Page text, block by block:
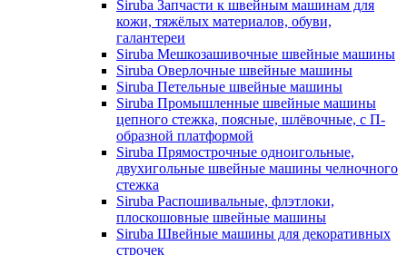
Siruba Запчасти к швейным машинам для
кожи, тяжёлых материалов, обуви,
галантереи
Siruba Мешкозашивочные швейные машины
Siruba Оверлочные швейные машины
Siruba Петельные швейные машины
Siruba Промышленные швейные машины
цепного стежка, поясные, шлёвочные, с П-
образной платформой
Siruba Прямострочные одноигольные,
двухигольные швейные машины челночного
стежка
Siruba Распошивальные, флэтлоки,
плоскошовные швейные машины
Siruba Швейные машины для декоративных
строчек